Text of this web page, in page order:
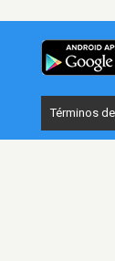
Términos